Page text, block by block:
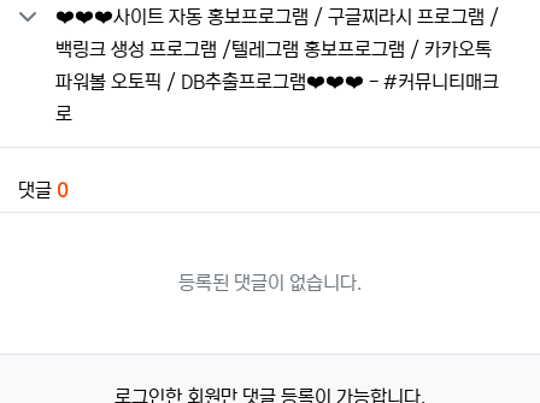
❤️❤️❤️사이트 자동 홍보프로그램 / 구글찌라시 프로그램 /
백링크 생성 프로그램 /텔레그램 홍보프로그램 / 카카오톡
파워볼 오토픽 / DB추출프로그램❤️❤️❤️ - #커뮤니티매크
로
댓글 0
등록된 댓글이 없습니다.
로그인한 회원만 댓글 등록이 가능합니다.